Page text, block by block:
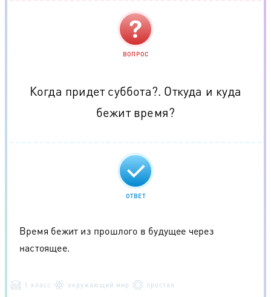
ВОПРОС
Когда придет суббота?. Откуда и куда
бежит время?
ОТВЕТ
Время бежит из прошлого в будущее через
настоящее.
1 класс окружающий мир простая